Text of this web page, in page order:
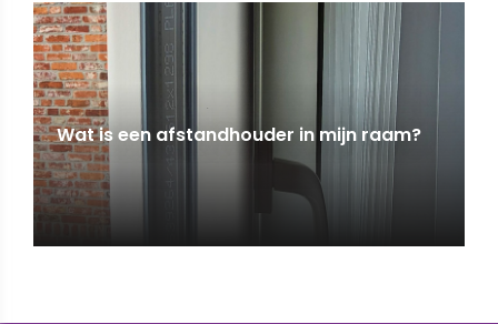
Wat is een afstandhouder in mijn raam?